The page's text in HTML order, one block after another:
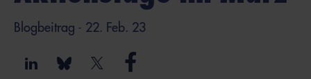
Blogbeitrag - 22. Feb. 23